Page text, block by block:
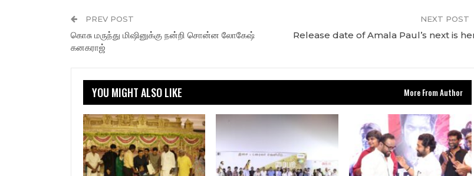
PREV POST
கொசு மருந்து மிஷினுக்கு நன்றி சொன்ன லோகேஷ்
கனகராஜ்
NEXT POST
Release date of Amala Paul’s next is
YOU MIGHT ALSO LIKE More From Author